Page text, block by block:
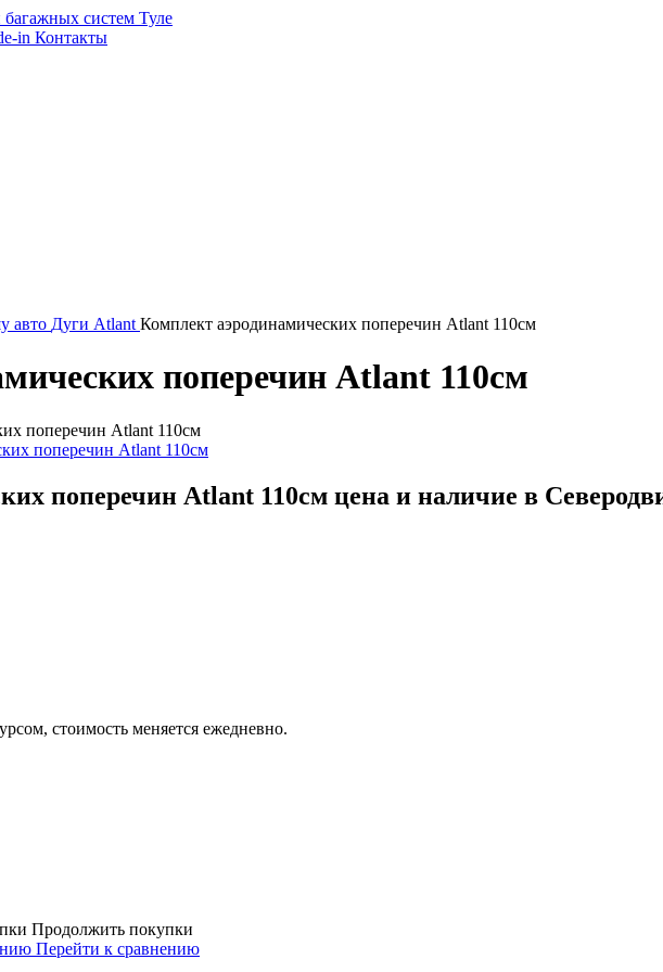
in Контакты
авто Дуги Atlant Комплект аэродинамических поперечин Atlant 110см
поперечин Atlant 110см
поперечин Atlant 110см
поперечин Atlant 110см цена и наличие в
стоимость меняется ежедневно.
Продолжить покупки
Перейти к сравнению